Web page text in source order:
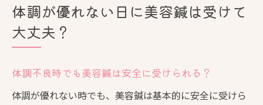
方
美容鍼の好転反応と体調改善の関係性を解説
好転反応と美容鍼の本当の関係性を知る
美容鍼で現れる頭痛や倦怠感の正体とは
体調が優れない日に美容鍼は受けて
大丈夫？
体調不良時でも美容鍼は安全に受けられる？
体調が優れない時でも、美容鍼は基本的に安全に受けら